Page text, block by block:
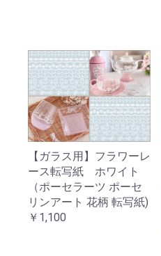
【ガラス用】フラワーレ
ース転写紙 ホワイト
（ポーセラーツ ポーセ
リンアート 花柄 転写紙)
￥1,100